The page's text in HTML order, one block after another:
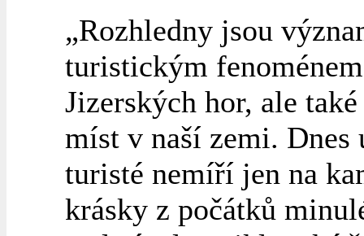
„Rozhledny jsou
turistickým
Jizerských hor, ale
míst v naší zemi. Dnes
turisté nemíří jen na
krásky z počátků